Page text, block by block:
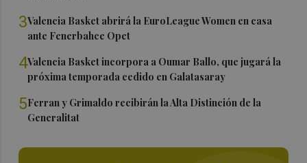
3Valencia Basket abrirá la EuroLeague Women en casa
ante Fenerbahce Opet
4Valencia Basket incorpora a Oumar Ballo, que jugará la
próxima temporada cedido en Galatasaray
5Ferran y Grimaldo recibirán la Alta Distinción de la
Generalitat